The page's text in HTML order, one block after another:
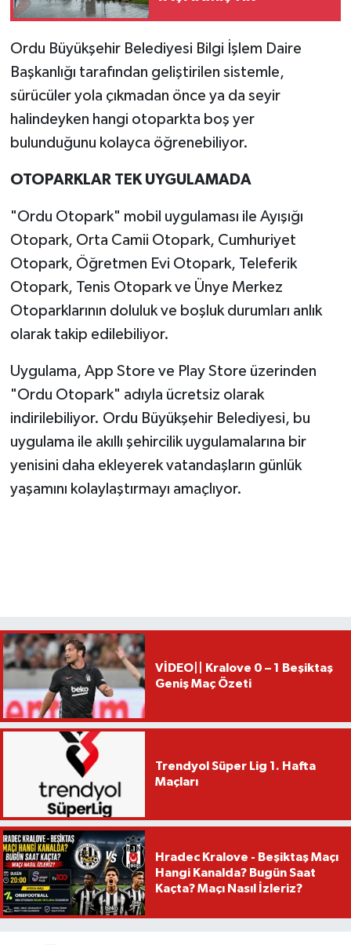
Ordu Büyükşehir Belediyesi Bilgi İşlem Daire
Başkanlığı tarafından geliştirilen sistemle,
sürücüler yola çıkmadan önce ya da seyir
halindeyken hangi otoparkta boş yer
bulunduğunu kolayca öğrenebiliyor.
OTOPARKLAR TEK UYGULAMADA
"Ordu Otopark" mobil uygulaması ile Ayışığı
Otopark, Orta Camii Otopark, Cumhuriyet
Otopark, Öğretmen Evi Otopark, Teleferik
Otopark, Tenis Otopark ve Ünye Merkez
Otoparklarının doluluk ve boşluk durumları anlık
olarak takip edilebiliyor.
Uygulama, App Store ve Play Store üzerinden
"Ordu Otopark" adıyla ücretsiz olarak
indirilebiliyor. Ordu Büyükşehir Belediyesi, bu
uygulama ile akıllı şehircilik uygulamalarına bir
yenisini daha ekleyerek vatandaşların günlük
yaşamını kolaylaştırmayı amaçlıyor.
VİDEO|| Kralove 0 – 1 Beşiktaş
Geniş Maç Özeti
Trendyol Süper Lig 1. Hafta
Maçları
Hradec Kralove - Beşiktaş Maçı
Hangi Kanalda? Bugün Saat
Kaçta? Maçı Nasıl İzleriz?